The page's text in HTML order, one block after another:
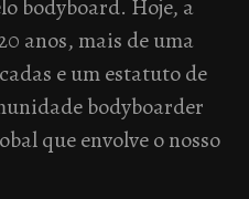
bodyboard. Hoje, a
anos, mais de uma
e um estatuto de
bodyboarder
que envolve o nosso